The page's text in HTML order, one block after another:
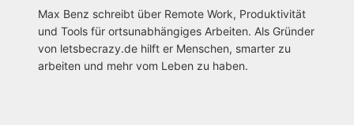
Max Benz schreibt über Remote Work, Produktivität
und Tools für ortsunabhängiges Arbeiten. Als Gründer
von letsbecrazy.de hilft er Menschen, smarter zu
arbeiten und mehr vom Leben zu haben.